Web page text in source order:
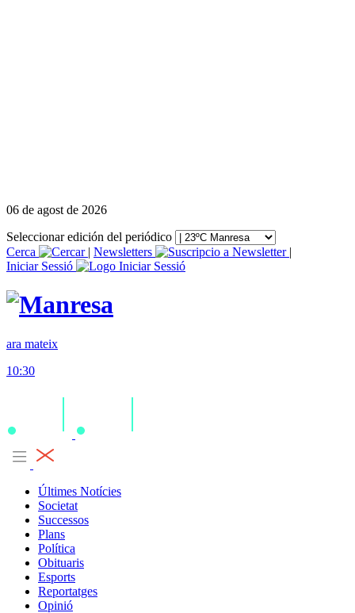
06 de agost de 2026
Seleccionar edición del periódico
Cerca
| Newsletters
|
Iniciar Sessió
ara mateix
10:30
Últimes Notícies
Societat
Successos
Plans
Política
Obituaris
Esports
Reportatges
Opinió